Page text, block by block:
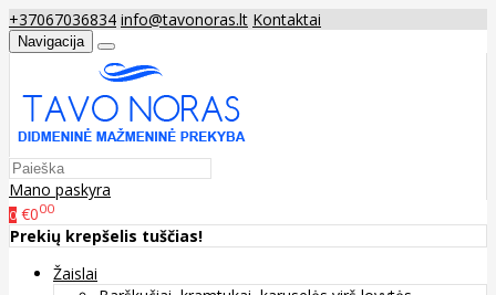
+37067036834 info@tavonoras.lt Kontaktai
Navigacija
Mano paskyra
0 €000
Prekių krepšelis tuščias!
Žaislai